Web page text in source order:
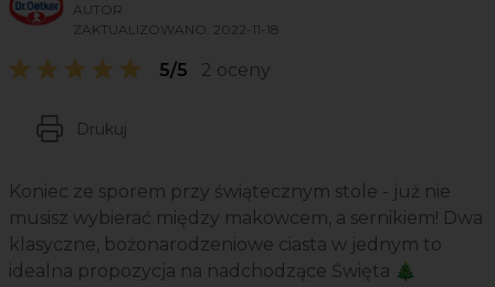
AUTOR
ZAKTUALIZOWANO: 2022-11-18
5/5 2 oceny
Drukuj
Koniec ze sporem przy świątecznym stole - już nie
musisz wybierać między makowcem, a sernikiem! Dwa
klasyczne, bożonarodzeniowe ciasta w jednym to
idealna propozycja na nadchodzące Święta 🎄